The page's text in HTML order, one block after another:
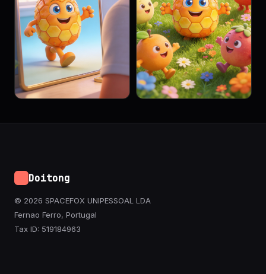
Doitong
© 2026 SPACEFOX UNIPESSOAL LDA
Fernao Ferro, Portugal
Tax ID: 519184963